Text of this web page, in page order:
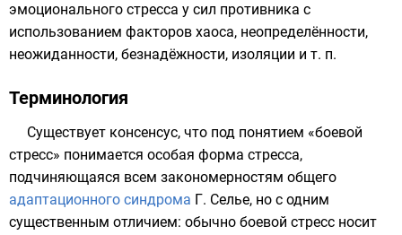
эмоционального стресса у сил противника с
использованием факторов хаоса, неопределённости,
неожиданности, безнадёжности, изоляции и т. п.
Терминология
Существует консенсус, что под понятием «боевой
стресс» понимается особая форма стресса,
подчиняющаяся всем закономерностям общего
адаптационного синдрома Г. Селье, но с одним
существенным отличием: обычно боевой стресс носит